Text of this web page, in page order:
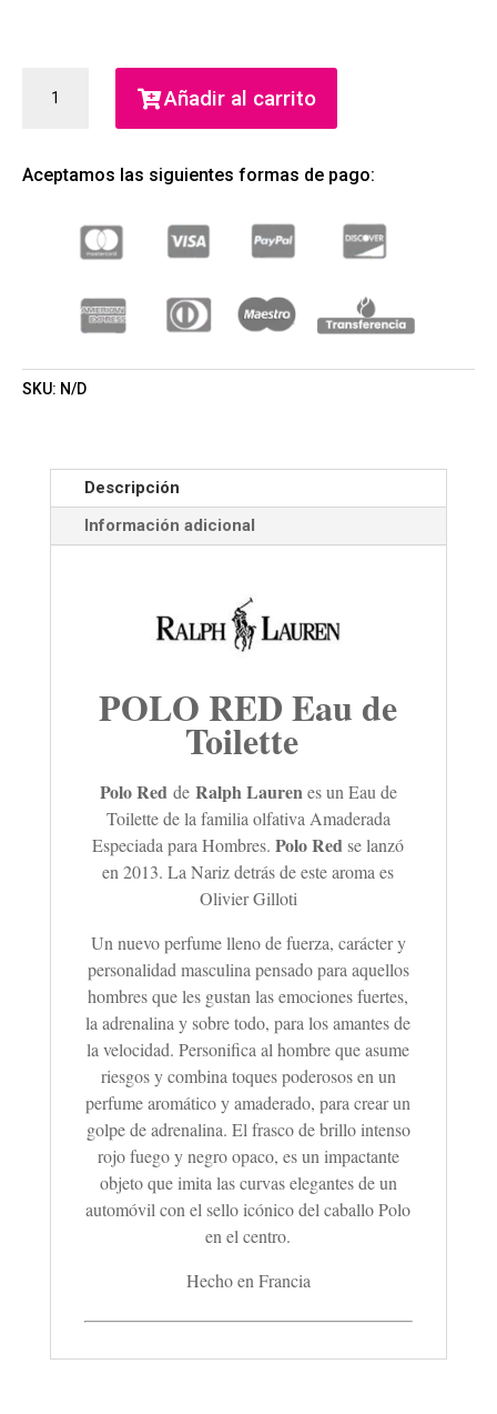
LAUREN)
CANTIDAD
Añadir al carrito
Aceptamos las siguientes formas de pago:
SKU: N/D
Descripción
Información adicional
POLO RED Eau de
Toilette
Polo Red de Ralph Laurenes un Eau de
Toilette de la familia olfativa Amaderada
Especiada para Hombres.Polo Redse lanzó
en 2013. La Nariz detrás de este aroma es
Olivier Gilloti
Un nuevo perfume lleno de fuerza, carácter y
personalidad masculina pensado para aquellos
hombres que les gustan las emociones fuertes,
la adrenalina y sobre todo, para los amantes de
la velocidad. Personifica al hombre que asume
riesgos y combina toques poderosos en un
perfume aromático y amaderado, para crear un
golpe de adrenalina. El frasco de brillo intenso
rojo fuego y negro opaco, es un impactante
objeto que imita las curvas elegantes de un
automóvil con el sello icónico del caballo Polo
en el centro.
Hecho en Francia